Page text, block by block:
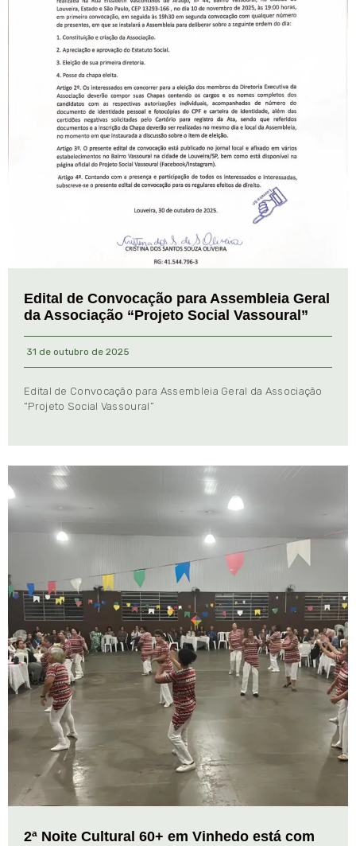
Edital de Convocação para Assembleia Geral
da Associação “Projeto Social Vassoural”
31 de outubro de 2025
Edital de Convocação para Assembleia Geral da Associação
“Projeto Social Vassoural”
2ª Noite Cultural 60+ em Vinhedo está com